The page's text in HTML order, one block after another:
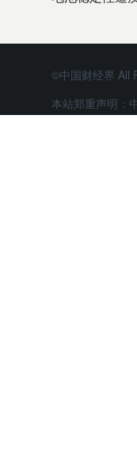
©中国财经界 All
本站郑重声明：